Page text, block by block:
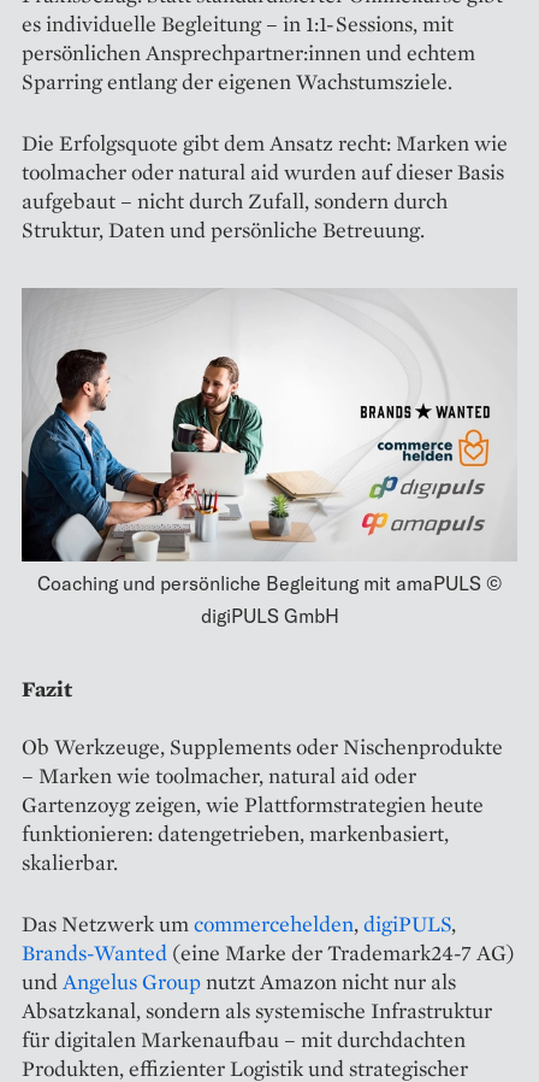
es individuelle Begleitung – in 1:1-Sessions, mit
persönlichen Ansprechpartner:innen und echtem
Sparring entlang der eigenen Wachstumsziele.
Die Erfolgsquote gibt dem Ansatz recht: Marken wie
toolmacher oder natural aid wurden auf dieser Basis
aufgebaut – nicht durch Zufall, sondern durch
Struktur, Daten und persönliche Betreuung.
Coaching und persönliche Begleitung mit amaPULS ©
digiPULS GmbH
Fazit
Ob Werkzeuge, Supplements oder Nischenprodukte
– Marken wie toolmacher, natural aid oder
Gartenzoyg zeigen, wie Plattformstrategien heute
funktionieren: datengetrieben, markenbasiert,
skalierbar.
Das Netzwerk umcommercehelden,digiPULS,
Brands-Wanted (eine Marke der Trademark24-7 AG)
undAngelus Groupnutzt Amazon nicht nur als
Absatzkanal, sondern als systemische Infrastruktur
für digitalen Markenaufbau – mit durchdachten
Produkten, effizienter Logistik und strategischer